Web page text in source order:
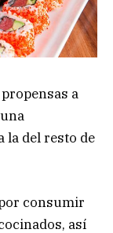
a
la del resto de
consumir
así